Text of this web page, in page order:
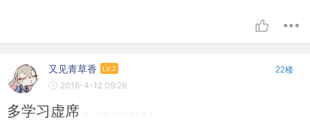
又见青草香 LV.2 22楼
2016-4-12 09:26
多学习虚席